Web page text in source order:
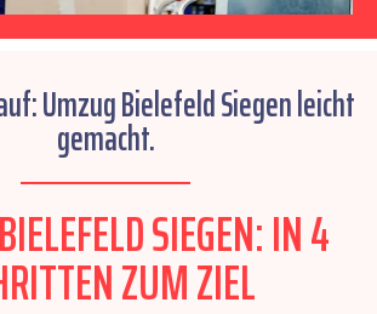
Umzug Bielefeld Siegen leicht
gemacht.
SIEGEN: IN 4
ZUM ZIEL